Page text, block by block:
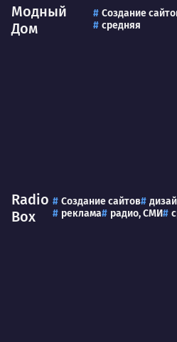
Модный
Дом
Создание
средняя
Radio
Box
Создание сайтов
реклама
радио, СМИ